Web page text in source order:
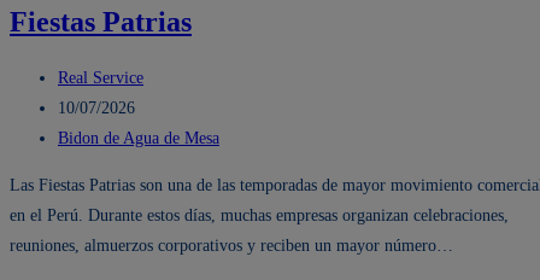
agua
por
cuánto
ahorrar
Fiestas Patrias
Autor
de
la
Real Service
Publicación
de
entrada:
10/07/2026
Categoría
la
entrada:
Bidon de Agua de Mesa
Las Fiestas Patrias son una de las temporadas de mayor movimiento
en el Perú. Durante estos días, muchas empresas organizan celebraciones,
reuniones, almuerzos corporativos y reciben un mayor número…